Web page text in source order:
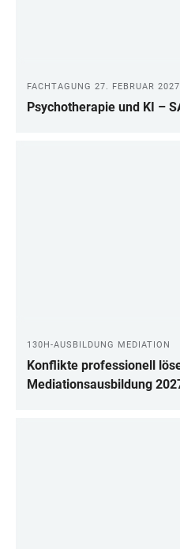
FACHTAGUNG 27. FEBRUAR 2027
Psychotherapie und KI –
130H-AUSBILDUNG MEDIATION
Konflikte professionell
Mediationsausbildung